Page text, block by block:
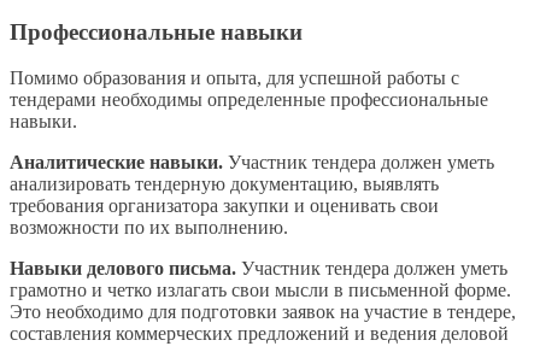
Профессиональные навыки
Помимо образования и опыта, для успешной работы с
тендерами необходимы определенные профессиональные
навыки.
Аналитические навыки. Участник тендера должен уметь
анализировать тендерную документацию, выявлять
требования организатора закупки и оценивать свои
возможности по их выполнению.
Навыки делового письма. Участник тендера должен уметь
грамотно и четко излагать свои мысли в письменной форме.
Это необходимо для подготовки заявок на участие в тендере,
составления коммерческих предложений и ведения деловой